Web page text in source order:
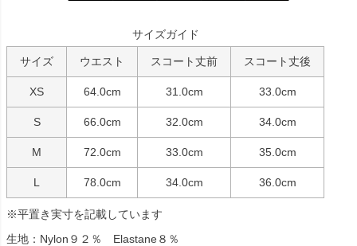
サイズガイド
サイズ ウエスト スコート丈前 スコート丈後
XS 64.0cm 31.0cm 33.0cm
S 66.0cm 32.0cm 34.0cm
M 72.0cm 33.0cm 35.0cm
L 78.0cm 34.0cm 36.0cm
※平置き実寸を記載しています
生地：Nylon９２％ Elastane８％